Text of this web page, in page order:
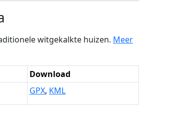
witgekalkte huizen. Meer
Download
GPX, KML